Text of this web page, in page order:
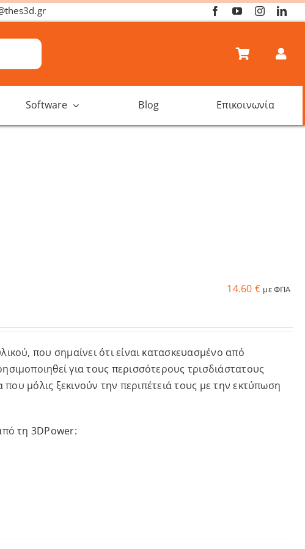
Software Blog Επικοινωνία
14.60 € με ΦΠΑ
που σημαίνει ότι είναι κατασκευασμένο από
για τους περισσότερους τρισδιάστατους
μόλις ξεκινούν την περιπέτειά τους με την εκτύπωση
τη 3DPower: